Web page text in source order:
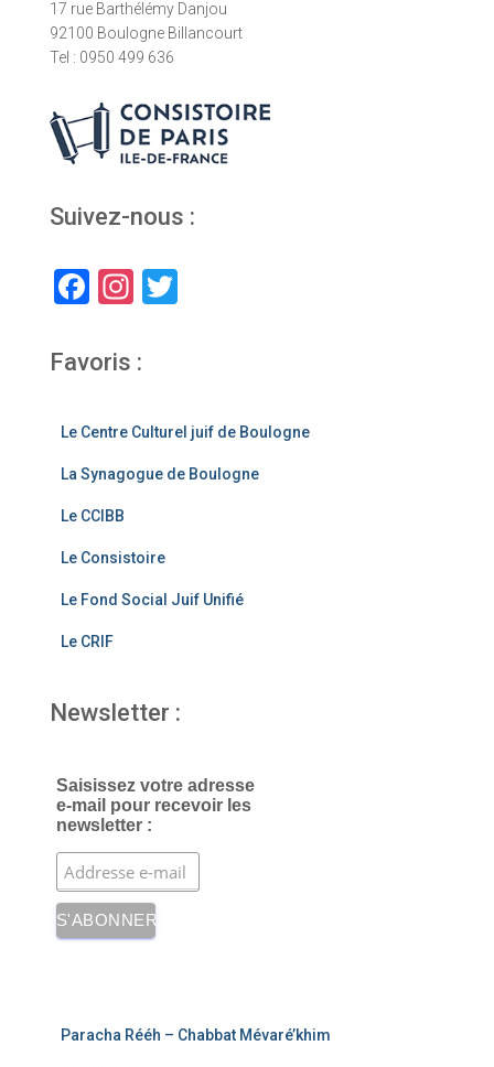
17 rue Barthélémy Danjou
92100 Boulogne Billancourt
Tel : 0950 499 636
Suivez-nous :
F
c
b
o
o
k
In
a
a
m
Favoris :
Le Centre Culturel juif de Boulogne
La Synagogue de Boulogne
Le CCIBB
Le Consistoire
Le Fond Social Juif Unifié
Le CRIF
Newsletter :
Saisissez votre adresse
e-mail pour recevoir les
newsletter :
Paracha Rééh – Chabbat Mévaré’khim